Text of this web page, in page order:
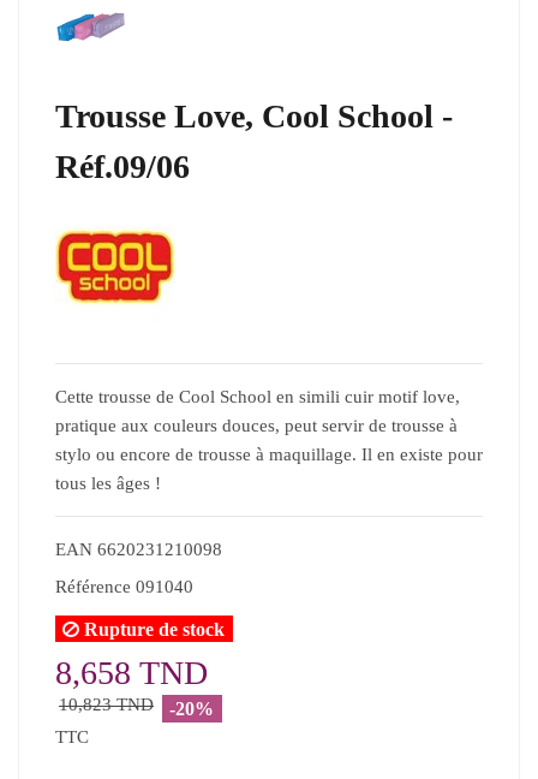
Trousse Love, Cool School -
Réf.09/06
Cette trousse de Cool School en simili cuir motif love,
pratique aux couleurs douces, peut servir de trousse à
stylo ou encore de trousse à maquillage. Il en existe pour
tous les âges !
EAN 6620231210098
Référence 091040
Rupture de stock
8,658 TND
10,823 TND -20%
TTC